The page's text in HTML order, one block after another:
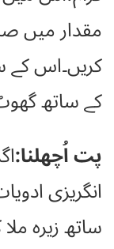
مقدار میں
کریں۔اس کے
کے ساتھ
پت اُچھلنا:
انگریزی
ساتھ زیرہ